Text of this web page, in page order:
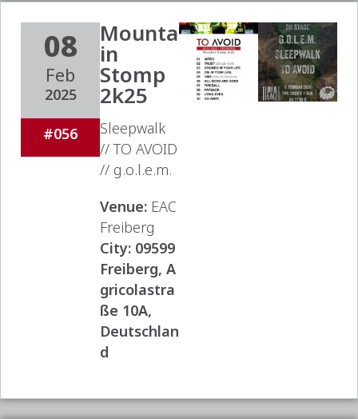
08
Feb
2025
#056
Mounta
in
Stomp
2k25
Sleepwalk
// TO AVOID
// g.o.l.e.m.
Venue: EAC
Freiberg
City: 09599
Freiberg, A
gricolastra
ße 10A,
Deutschlan
d